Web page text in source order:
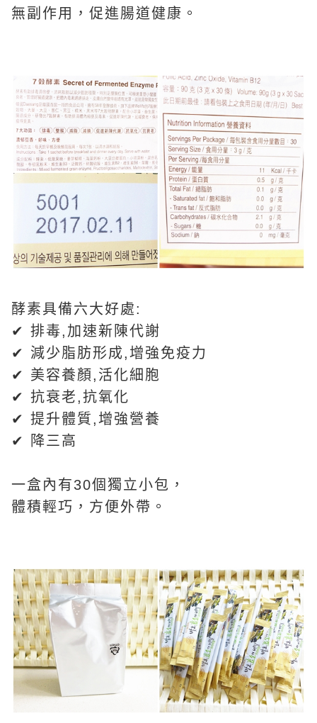
無副作用，促進腸道健康。
酵素具備六大好處:
✔ 排毒,加速新陳代謝
✔ 減少脂肪形成,增強免疫力
✔ 美容養顏,活化細胞
✔ 抗衰老,抗氧化
✔ 提升體質,增強營養
✔ 降三高
一盒內有30個獨立小包，
體積輕巧，方便外帶。